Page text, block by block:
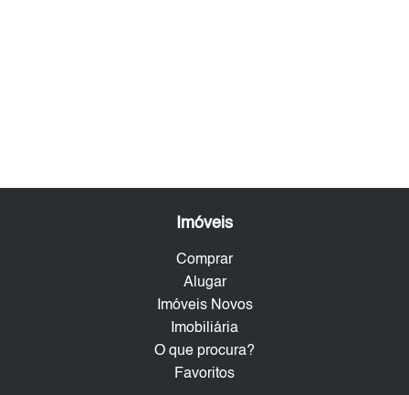
Imóveis
Comprar
Alugar
Imóveis Novos
Imobiliária
O que procura?
Favoritos